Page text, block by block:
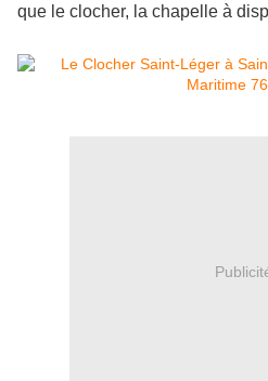
que le clocher, la chapelle à